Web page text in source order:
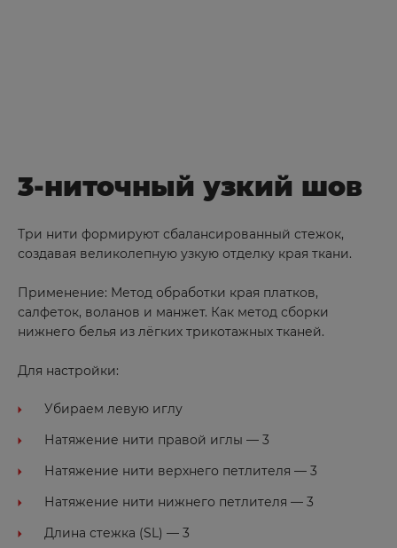
3-ниточный узкий шов
Три нити формируют сбалансированный стежок,
создавая великолепную узкую отделку края ткани.
Применение: Метод обработки края платков,
салфеток, воланов и манжет. Как метод сборки
нижнего белья из лёгких трикотажных тканей.
Для настройки:
Убираем левую иглу
Натяжение нити правой иглы — 3
Натяжение нити верхнего петлителя — 3
Натяжение нити нижнего петлителя — 3
Длина стежка (SL) — 3